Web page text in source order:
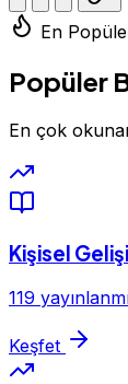
En
Popüler
En çok
Kişisel
119
Keşfet